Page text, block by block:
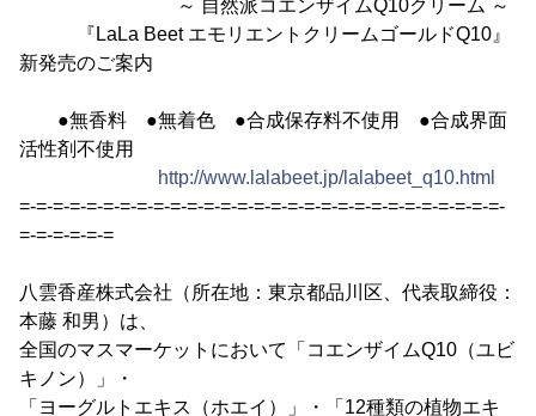
～ 自然派コエンザイムQ10クリーム ～
『LaLa Beet エモリエントクリームゴールドQ10』
新発売のご案内
●無香料 ●無着色 ●合成保存料不使用 ●合成界面
活性剤不使用
http://www.lalabeet.jp/lalabeet_q10.html
=-=-=-=-=-=-=-=-=-=-=-=-=-=-=-=-=-=-=-=-=-=-=-=-=-=-=-=-=-
=-=-=-=-=-=
八雲香産株式会社（所在地：東京都品川区、代表取締役：
本藤 和男）は、
全国のマスマーケットにおいて「コエンザイムQ10（ユビ
キノン）」・
「ヨーグルトエキス（ホエイ）」・「12種類の植物エキ